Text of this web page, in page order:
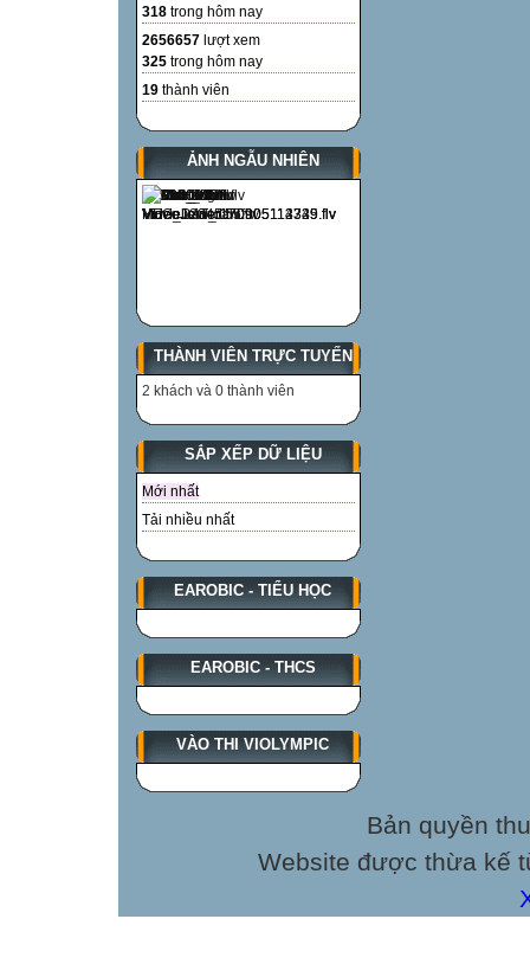
318 trong hôm nay
2656657 lượt xem
325 trong hôm nay
19 thành viên
ẢNH NGẪU NHIÊN
THÀNH VIÊN TRỰC TUYẾN
2 khách và 0 thành viên
SẮP XẾP DỮ LIỆU
Mới nhất
Tải nhiều nhất
EAROBIC - TIỂU HỌC
EAROBIC - THCS
VÀO THI VIOLYMPIC
Bản quyền
Website được thừa kế